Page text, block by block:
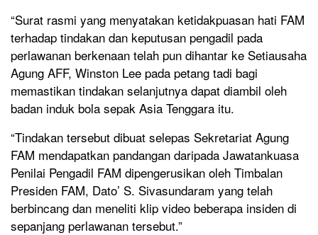
“Surat rasmi yang menyatakan ketidakpuasan hati FAM
terhadap tindakan dan keputusan pengadil pada
perlawanan berkenaan telah pun dihantar ke Setiausaha
Agung AFF, Winston Lee pada petang tadi bagi
memastikan tindakan selanjutnya dapat diambil oleh
badan induk bola sepak Asia Tenggara itu.
“Tindakan tersebut dibuat selepas Sekretariat Agung
FAM mendapatkan pandangan daripada Jawatankuasa
Penilai Pengadil FAM dipengerusikan oleh Timbalan
Presiden FAM, Dato’ S. Sivasundaram yang telah
berbincang dan meneliti klip video beberapa insiden di
sepanjang perlawanan tersebut.”